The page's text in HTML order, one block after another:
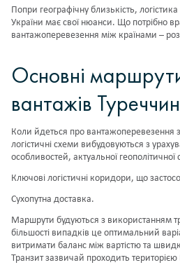
Попри географічну близькість,
України має свої нюанси. Що потрібно
вантажоперевезення між країнами –
Основні
вантажів
Коли йдеться про вантажоперевезення
логістичні схеми вибудовуються з
особливостей, актуальної геополітичної
Ключові логістичні коридори, що
Сухопутна доставка.
Маршрути будуються з використанням
більшості випадків це оптимальний
витримати баланс між вартістю та
Транзит зазвичай проходить територією